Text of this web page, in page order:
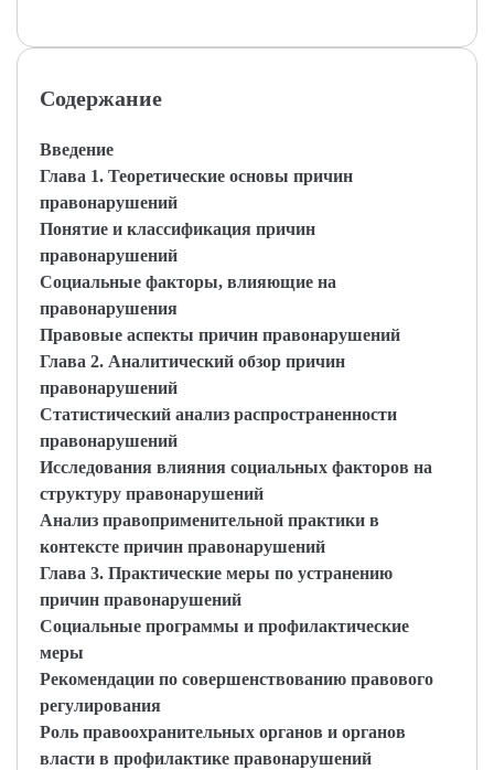
Содержание
Введение
Глава 1. Теоретические основы причин
правонарушений
Понятие и классификация причин
правонарушений
Социальные факторы, влияющие на
правонарушения
Правовые аспекты причин правонарушений
Глава 2. Аналитический обзор причин
правонарушений
Статистический анализ распространенности
правонарушений
Исследования влияния социальных факторов на
структуру правонарушений
Анализ правоприменительной практики в
контексте причин правонарушений
Глава 3. Практические меры по устранению
причин правонарушений
Социальные программы и профилактические
меры
Рекомендации по совершенствованию правового
регулирования
Роль правоохранительных органов и органов
власти в профилактике правонарушений